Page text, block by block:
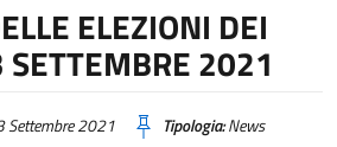
ELEZIONI DEI
2021
2021 Tipologia:News